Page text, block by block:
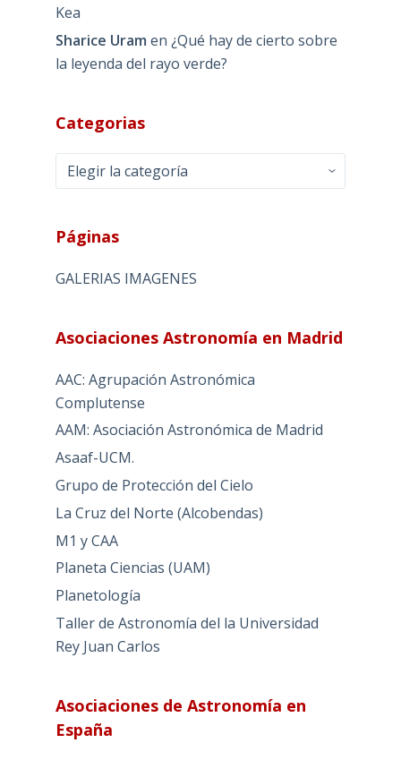
Kea
Sharice Uram en ¿Qué hay de cierto sobre
la leyenda del rayo verde?
Categorias
Categorias
Páginas
GALERIAS IMAGENES
Asociaciones Astronomía en Madrid
AAC: Agrupación Astronómica
Complutense
AAM: Asociación Astronómica de Madrid
Asaaf-UCM.
Grupo de Protección del Cielo
La Cruz del Norte (Alcobendas)
M1 y CAA
Planeta Ciencias (UAM)
Planetología
Taller de Astronomía del la Universidad
Rey Juan Carlos
Asociaciones de Astronomía en
España